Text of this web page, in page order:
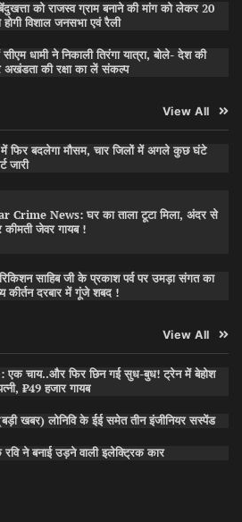
बिंदुखत्ता को राजस्व ग्राम बनाने की मांग को लेकर 20
विशाल जनसभा एवं रैली
धामी ने निकाली तिरंगा यात्रा, बोले- देश की
की रक्षा का लें संकल्प
View All
में फिर बदलेगा मौसम, चार जिलों में अगले कुछ घंटे
जारी
Crime News: घर का ताला टूटा मिला, अंदर से
जेवर गायब !
साहिब जी के प्रकाश पर्व पर उमड़ा संगत का
कीर्तन दरबार में गूंजे शबद !
View All
: एक चाय..और फिर छिन गई सुध-बुध! ट्रेन में बेहोश
₹49 हजार गायब
खबर) लोनिवि के ईई समेत तीन इंजीनियर सस्पेंड
रवि ने बनाई उड़ने वाली इलेक्ट्रिक कार